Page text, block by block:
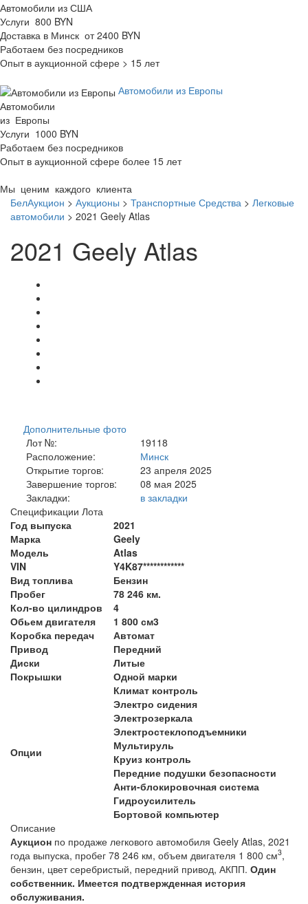
Автомобили из США
Услуги 800 BYN
Доставка в Минск от 2400 BYN
Работаем без посредников
Опыт в аукционной сфере > 15 лет
Автомобили из Европы
Автомобили
из Европы
Услуги 1000 BYN
Работаем без посредников
Опыт в аукционной сфере более 15 лет
Мы ценим каждого клиента
БелАукцион > Аукционы > Транспортные Средства > Легковые
автомобили > 2021 Geely Atlas
2021 Geely Atlas
Дополнительные фото
Лот №:
19118
Расположение:
Минск
Открытие торгов:
23 апреля 2025
Завершение торгов:
08 мая 2025
Закладки:
в закладки
Спецификации Лота
Год выпуска
2021
Марка
Geely
Модель
Atlas
VIN
Y4K87************
Вид топлива
Бензин
Пробег
78 246 км.
Кол-во цилиндров
4
Обьем двигателя
1 800 см3
Коробка передач
Автомат
Привод
Передний
Диски
Литые
Покрышки
Одной марки
Опции
Климат контроль
Электро сидения
Электрозеркала
Электростеклоподъемники
Мультируль
Круиз контроль
Передние подушки безопасности
Анти-блокировочная система
Гидроусилитель
Бортовой компьютер
Описание
Аукцион по продаже легкового автомобиля Geely Atlas, 2021
года выпуска, пробег 78 246 км, объем двигателя 1 800 см3,
бензин, цвет серебристый, передний привод, АКПП. Один
собственник. Имеется подтвержденная история
обслуживания.